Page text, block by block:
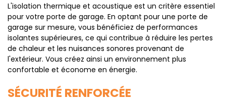
L'isolation thermique et acoustique est un critère essentiel
pour votre porte de garage. En optant pour une porte de
garage sur mesure, vous bénéficiez de performances
isolantes supérieures, ce qui contribue à réduire les pertes
de chaleur et les nuisances sonores provenant de
l'extérieur. Vous créez ainsi un environnement plus
confortable et économe en énergie.
SÉCURITÉ RENFORCÉE